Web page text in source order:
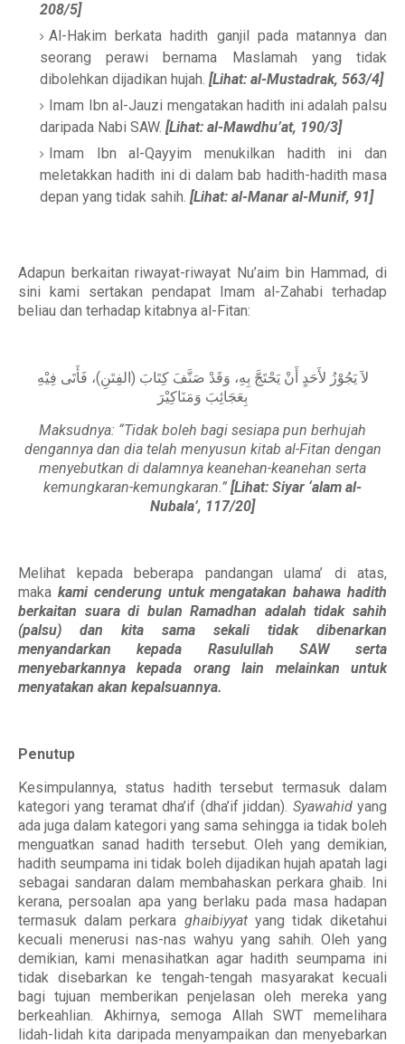
208/5]
Al-Hakim berkata hadith ganjil pada matannya dan
seorang perawi bernama Maslamah yang tidak
dibolehkan dijadikan hujah. [Lihat: al-Mustadrak, 563/4]
Imam Ibn al-Jauzi mengatakan hadith ini adalah palsu
daripada Nabi SAW. [Lihat: al-Mawdhu’at, 190/3]
Imam Ibn al-Qayyim menukilkan hadith ini dan
meletakkan hadith ini di dalam bab hadith-hadith masa
depan yang tidak sahih. [Lihat: al-Manar al-Munif, 91]
Adapun berkaitan riwayat-riwayat Nu’aim bin Hammad, di
sini kami sertakan pendapat Imam al-Zahabi terhadap
beliau dan terhadap kitabnya al-Fitan:
لاَ يَجُوْزُ لأَحَدٍ أَنْ يَحْتَجَّ بِهِ، وَقَدْ صَنَّفَ كِتَابَ (الفِتَنِ)، فَأَتَى فِيْهِ
بِعَجَائِبَ وَمَنَاكِيْرَ
Maksudnya: “Tidak boleh bagi sesiapa pun berhujah
dengannya dan dia telah menyusun kitab al-Fitan dengan
menyebutkan di dalamnya keanehan-keanehan serta
kemungkaran-kemungkaran.” [Lihat: Siyar ‘alam al-
Nubala’, 117/20]
Melihat kepada beberapa pandangan ulama’ di atas,
maka kami cenderung untuk mengatakan bahawa hadith
berkaitan suara di bulan Ramadhan adalah tidak sahih
(palsu) dan kita sama sekali tidak dibenarkan
menyandarkan kepada Rasulullah SAW serta
menyebarkannya kepada orang lain melainkan untuk
menyatakan akan kepalsuannya.
Penutup
Kesimpulannya, status hadith tersebut termasuk dalam
kategori yang teramat dha’if (dha’if jiddan). Syawahidyang
ada juga dalam kategori yang sama sehingga ia tidak boleh
menguatkan sanad hadith tersebut. Oleh yang demikian,
hadith seumpama ini tidak boleh dijadikan hujah apatah lagi
sebagai sandaran dalam membahaskan perkara ghaib. Ini
kerana, persoalan apa yang berlaku pada masa hadapan
termasuk dalam perkara ghaibiyyat yang tidak diketahui
kecuali menerusi nas-nas wahyu yang sahih. Oleh yang
demikian, kami menasihatkan agar hadith seumpama ini
tidak disebarkan ke tengah-tengah masyarakat kecuali
bagi tujuan memberikan penjelasan oleh mereka yang
berkeahlian. Akhirnya, semoga Allah SWT memelihara
lidah-lidah kita daripada menyampaikan dan menyebarkan